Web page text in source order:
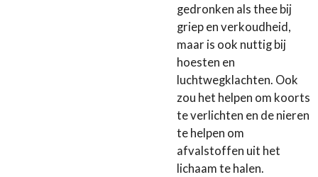
gedronken als thee bij
griep en verkoudheid,
maar is ook nuttig bij
hoesten en
luchtwegklachten. Ook
zou het helpen om koorts
te verlichten en de nieren
te helpen om
afvalstoffen uit het
lichaam te halen.